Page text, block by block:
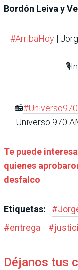
Bordón Leiva y
#ArribaHoy |
📻
— Universo 970
Te puede
quienes
desfalco
Etiquetas: #
#entrega #
Déjanos tus